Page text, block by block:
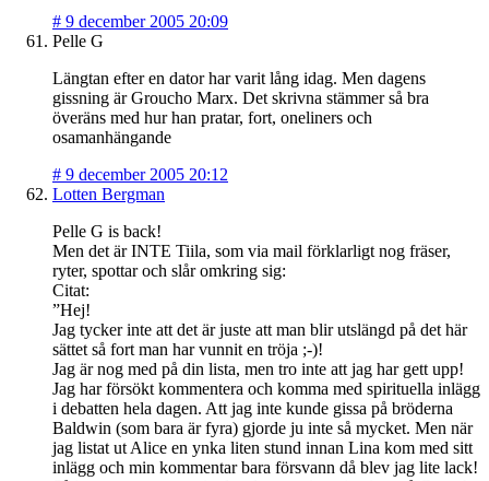
# 9 december 2005 20:09
Pelle G
Längtan efter en dator har varit lång idag. Men dagens
gissning är Groucho Marx. Det skrivna stämmer så bra
överäns med hur han pratar, fort, oneliners och
osamanhängande
# 9 december 2005 20:12
Lotten Bergman
Pelle G is back!
Men det är INTE Tiila, som via mail förklarligt nog fräser,
ryter, spottar och slår omkring sig:
Citat:
”Hej!
Jag tycker inte att det är juste att man blir utslängd på det här
sättet så fort man har vunnit en tröja ;-)!
Jag är nog med på din lista, men tro inte att jag har gett upp!
Jag har försökt kommentera och komma med spirituella inlägg
i debatten hela dagen. Att jag inte kunde gissa på bröderna
Baldwin (som bara är fyra) gjorde ju inte så mycket. Men när
jag listat ut Alice en ynka liten stund innan Lina kom med sitt
inlägg och min kommentar bara försvann då blev jag lite lack!